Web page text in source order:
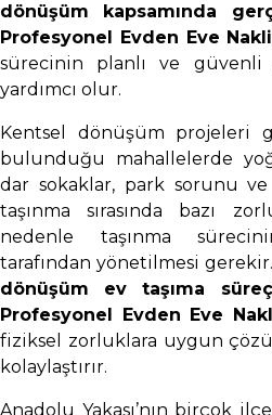
dönüşüm kapsamında
Profesyonel Evden Eve
sürecinin planlı ve güvenli
yardımcı olur.
Kentsel dönüşüm projeleri
bulunduğu mahallelerde
dar sokaklar, park sorunu
taşınma sırasında bazı
nedenle taşınma
tarafından yönetilmesi gerekir.
dönüşüm ev taşıma
Profesyonel Evden Eve
fiziksel zorluklara uygun
kolaylaştırır.
Anadolu Yakası’nın birçok